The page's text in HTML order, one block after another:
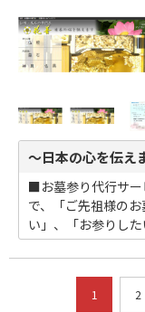
～日本の心を伝え
■お墓参り代行サー
で、「ご先祖様の
い」、「お参りした
1 2